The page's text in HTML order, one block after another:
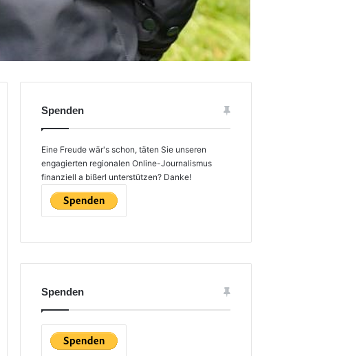
Spenden
Eine Freude wär's schon, täten Sie unseren
engagierten regionalen Online-Journalismus
finanziell a bißerl unterstützen? Danke!
Spenden